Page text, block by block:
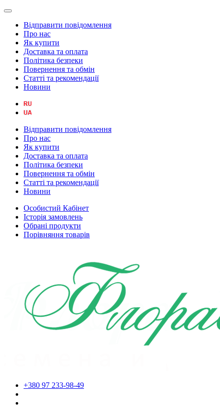
Відправити повідомлення
Про нас
Як купити
Доставка та оплата
Політика безпеки
Повернення та обмін
Статті та рекомендації
Новини
Відправити повідомлення
Про нас
Як купити
Доставка та оплата
Політика безпеки
Повернення та обмін
Статті та рекомендації
Новини
Особистий Кабінет
Історія замовлень
Обрані продукти
Порівняння товарів
+380 97 233-98-49